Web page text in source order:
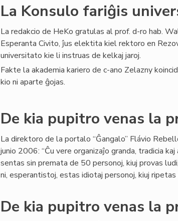
La Konsulo fariĝis
La redakcio de HeKo gratulas al prof. d-ro hab.
Esperanta Civito, ĵus elektita kiel rektoro en
universitato kie li instruas de kelkaj jaroj.
Fakte la akademia kariero de c-ano Zelazny
kio ni aparte ĝojas.
De kia pupitro venas la
La direktoro de la portalo “Ĝangalo” Flávio
junio 2006: “Ĉu vere organizaĵo granda, tradicia
sentas sin premata de 50 personoj, kiuj provas
ni, esperantistoj, estas idiotaj personoj, kiuj ripetas
De kia pupitro venas la